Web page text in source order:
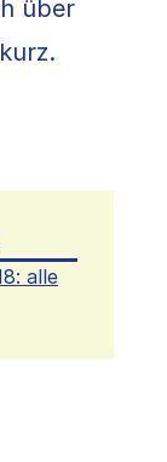
über
alle